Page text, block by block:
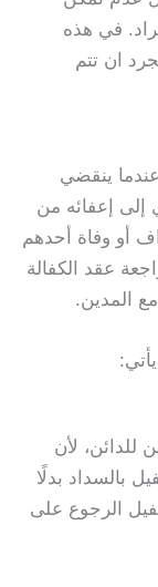
في هذه
ان تتم
عندما ينقضي
إلى إعفائه من
أو وفاة أحدهم
عقد الكفالة
المدين.
للدائن، لأن
بالسداد بدلًا
الرجوع على